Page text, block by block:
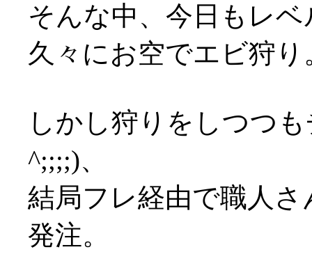
そんな中、今日もレ
久々にお空でエビ狩り
しかし狩りをしつつ
^;;;;)、
結局フレ経由で職人
発注。